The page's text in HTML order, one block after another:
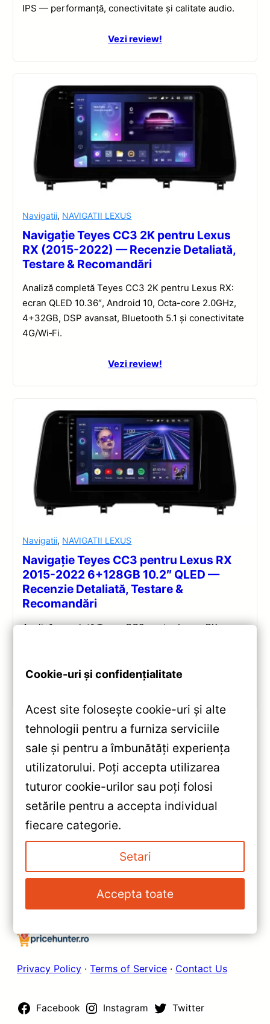
IPS — performanță, conectivitate și calitate audio.
Vezi review!
Navigatii, NAVIGATII LEXUS
Navigație Teyes CC3 2K pentru Lexus
RX (2015-2022) — Recenzie Detaliată,
Testare & Recomandări
Analiză completă Teyes CC3 2K pentru Lexus RX:
ecran QLED 10.36″, Android 10, Octa-core 2.0GHz,
4+32GB, DSP avansat, Bluetooth 5.1 și conectivitate
4G/Wi‑Fi.
Vezi review!
Navigatii, NAVIGATII LEXUS
Navigație Teyes CC3 pentru Lexus RX
2015-2022 6+128GB 10.2″ QLED —
Recenzie Detaliată, Testare &
Recomandări
Analiză completă Teyes CC3 pentru Lexus RX:
«Recenzie Navigație Auto MOSS
M2 pentru Peugeot 3008
(2009-2016): Performanță,
Conectivitate și Experiență
Performanță și Navigație
Avansată cu MOSS M2 pentru
Peugeot 108 (2014-2021)
Privacy Policy · Terms of Service · Contact Us
Facebook Instagram Twitter
Cookie-uri și confidențialitate
Acest site folosește cookie-uri și alte
tehnologii pentru a furniza serviciile
sale și pentru a îmbunătăți experiența
utilizatorului. Poți accepta utilizarea
tuturor cookie-urilor sau poți folosi
setările pentru a accepta individual
fiecare categorie.
Setari
Accepta toate